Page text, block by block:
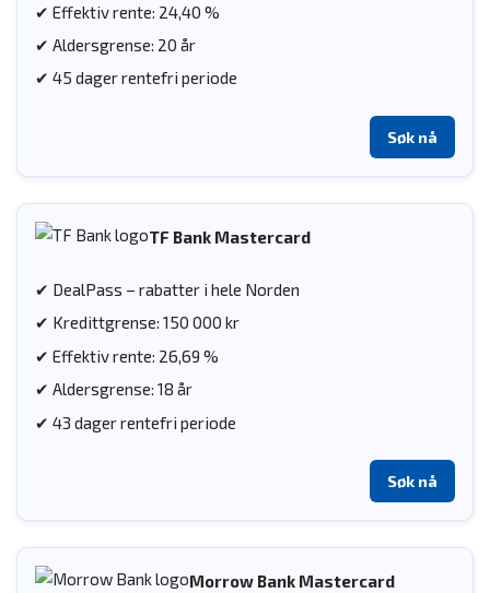
✔ Effektiv rente: 24,40 %
✔ Aldersgrense: 20 år
✔ 45 dager rentefri periode
Søk nå
TF Bank Mastercard
✔ DealPass – rabatter i hele Norden
✔ Kredittgrense: 150 000 kr
✔ Effektiv rente: 26,69 %
✔ Aldersgrense: 18 år
✔ 43 dager rentefri periode
Søk nå
Morrow Bank Mastercard